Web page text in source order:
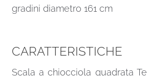
gradini diametro 161 cm
CARATTERISTICHE
Scala a chiocciola quadrata